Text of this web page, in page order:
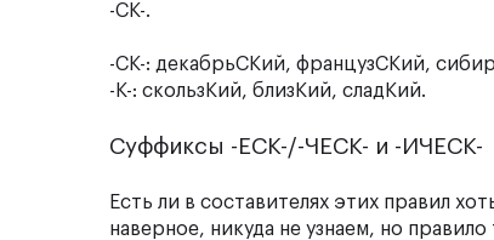
-СК-.
-СК-: декабрьСКий, французСКий,
-К-: скользКий, близКий, сладКий.
Суффиксы -ЕСК-/-ЧЕСК- и -ИЧЕСК-
Есть ли в составителях этих правил
наверное, никуда не узнаем, но